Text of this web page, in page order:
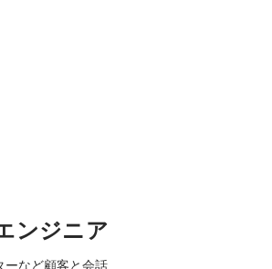
ンジニア
ーなど顧客と会話